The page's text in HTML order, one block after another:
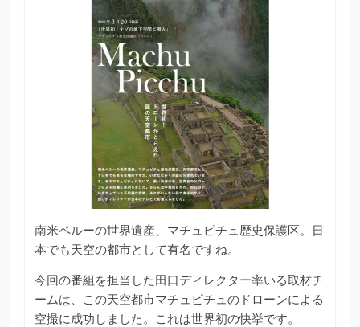
南米ペルーの世界遺産、マチュピチュ歴史保護区。日
本でも天空の都市として有名ですね。
今回の番組を担当した田口ディレクター率いる取材チ
ームは、この天空都市マチュピチュのドローンによる
空撮に成功しました。これは世界初の快挙です。